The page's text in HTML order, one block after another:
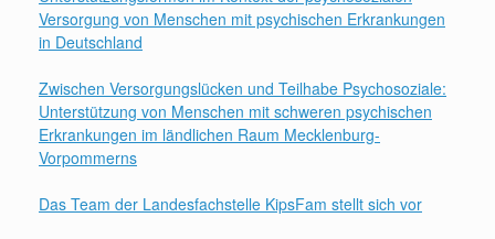
Versorgung von Menschen mit psychischen Erkrankungen
in Deutschland
Zwischen Versorgungslücken und Teilhabe Psychosoziale:
Unterstützung von Menschen mit schweren psychischen
Erkrankungen im ländlichen Raum Mecklenburg-
Vorpommerns
Das Team der Landesfachstelle KipsFam stellt sich vor